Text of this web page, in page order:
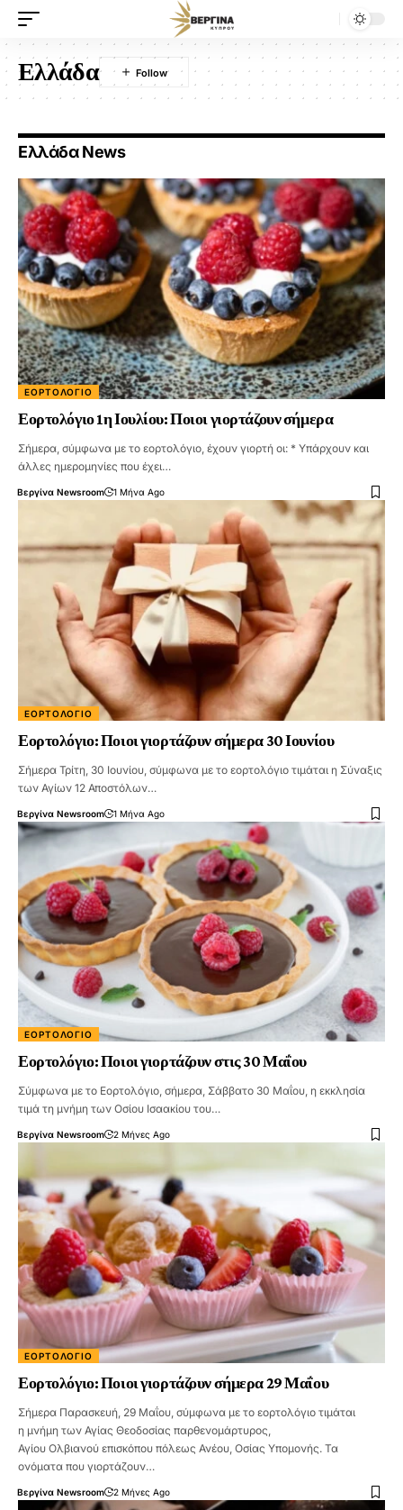
Ελλάδα
Ελλάδα News
ΕΟΡΤΟΛΌΓΙΟ
Εορτολόγιο 1η Ιουλίου: Ποιοι γιορτάζουν σήμερα
Σήμερα, σύμφωνα με το εορτολόγιο, έχουν γιορτή οι: * Υπάρχουν και
άλλες ημερομηνίες που έχει…
Βεργίνα Newsroom 1 Μήνα Ago
ΕΟΡΤΟΛΌΓΙΟ
Εορτολόγιο: Ποιοι γιορτάζουν σήμερα 30 Ιουνίου
Σήμερα Τρίτη, 30 Ιουνίου, σύμφωνα με το εορτολόγιο τιμάται η Σύναξις
των Αγίων 12 Αποστόλων…
Βεργίνα Newsroom 1 Μήνα Ago
ΕΟΡΤΟΛΌΓΙΟ
Εορτολόγιο: Ποιοι γιορτάζουν στις 30 Μαΐου
Σύμφωνα με το Εορτολόγιο, σήμερα, Σάββατο 30 Μαΐου, η εκκλησία
τιμά τη μνήμη των Οσίου Ισαακίου του…
Βεργίνα Newsroom 2 Μήνες Ago
ΕΟΡΤΟΛΌΓΙΟ
Εορτολόγιο: Ποιοι γιορτάζουν σήμερα 29 Μαΐου
Σήμερα Παρασκευή, 29 Μαΐου, σύμφωνα με το εορτολόγιο τιμάται
η μνήμη των Αγίας Θεοδοσίας παρθενομάρτυρος,
Αγίου Ολβιανού επισκόπου πόλεως Ανέου, Οσίας Υπομονής. Τα
ονόματα που γιορτάζουν…
Βεργίνα Newsroom 2 Μήνες Ago